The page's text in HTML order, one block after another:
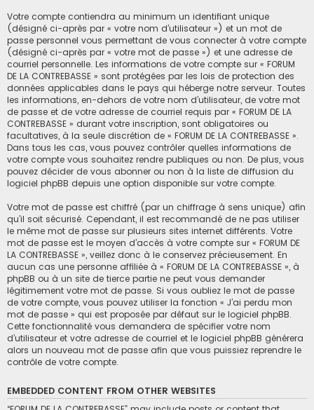
Votre compte contiendra au minimum un identifiant unique
(désigné ci-après par « votre nom d’utilisateur ») et un mot de
passe personnel vous permettant de vous connecter à votre compte
(désigné ci-après par « votre mot de passe ») et une adresse de
courriel personnelle. Les informations de votre compte sur « FORUM
DE LA CONTREBASSE » sont protégées par les lois de protection des
données applicables dans le pays qui héberge notre serveur. Toutes
les informations, en-dehors de votre nom d’utilisateur, de votre mot
de passe et de votre adresse de courriel requis par « FORUM DE LA
CONTREBASSE » durant votre inscription, sont obligatoires ou
facultatives, à la seule discrétion de « FORUM DE LA CONTREBASSE ».
Dans tous les cas, vous pouvez contrôler quelles informations de
votre compte vous souhaitez rendre publiques ou non. De plus, vous
pouvez décider de vous abonner ou non à la liste de diffusion du
logiciel phpBB depuis une option disponible sur votre compte.
Votre mot de passe est chiffré (par un chiffrage à sens unique) afin
qu’il soit sécurisé. Cependant, il est recommandé de ne pas utiliser
le même mot de passe sur plusieurs sites internet différents. Votre
mot de passe est le moyen d’accès à votre compte sur « FORUM DE
LA CONTREBASSE », veillez donc à le conservez précieusement. En
aucun cas une personne affiliée à « FORUM DE LA CONTREBASSE », à
phpBB ou à un site de tierce partie ne peut vous demander
légitimement votre mot de passe. Si vous oubliez le mot de passe
de votre compte, vous pouvez utiliser la fonction « J’ai perdu mon
mot de passe » qui est proposée par défaut sur le logiciel phpBB.
Cette fonctionnalité vous demandera de spécifier votre nom
d’utilisateur et votre adresse de courriel et le logiciel phpBB générera
alors un nouveau mot de passe afin que vous puissiez reprendre le
contrôle de votre compte.
EMBEDDED CONTENT FROM OTHER WEBSITES